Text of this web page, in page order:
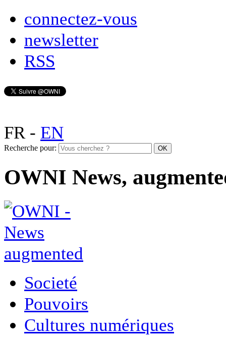
connectez-vous
newsletter
RSS
FR- EN
Recherche pour:
OWNI News,
Societé
Pouvoirs
Cultures numériques